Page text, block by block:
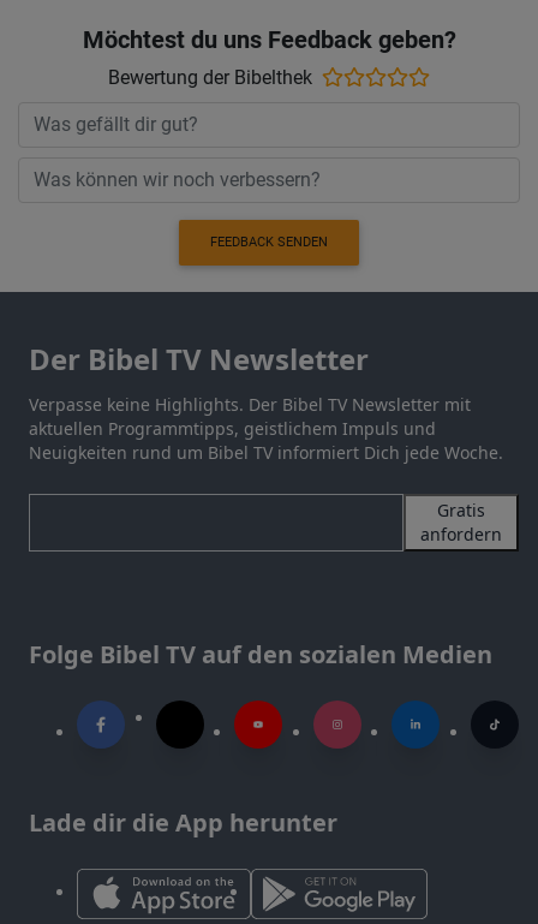
Möchtest du uns Feedback geben?
Bewertung der Bibelthek
FEEDBACK SENDEN
Der Bibel TV Newsletter
Verpasse keine Highlights. Der Bibel TV Newsletter mit
aktuellen Programmtipps, geistlichem Impuls und
Neuigkeiten rund um Bibel TV informiert Dich jede Woche.
Gratis
anfordern
Folge Bibel TV auf den sozialen Medien
Lade dir die App herunter